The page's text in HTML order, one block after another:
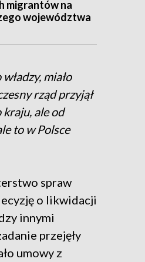
migrantów na
województwa
miało
rząd przyjął
kraju, ale od
to w Polsce
spraw
o likwidacji
innymi
przejęły
umowy z